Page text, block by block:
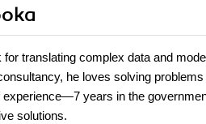
translating complex data and
he loves solving
experience—7 years in the
solutions.